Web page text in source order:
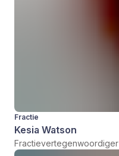
Fractie
Kesia Watson
Fractievertegenwoordiger